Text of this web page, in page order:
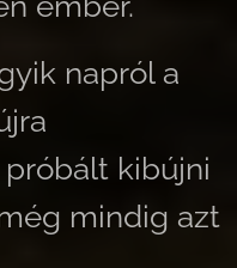
napról a
kibújni
mindig azt